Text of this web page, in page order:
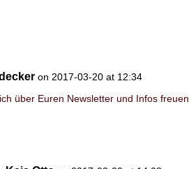
on 2017-03-20 at 12:34
über Euren Newsletter und Infos freuen